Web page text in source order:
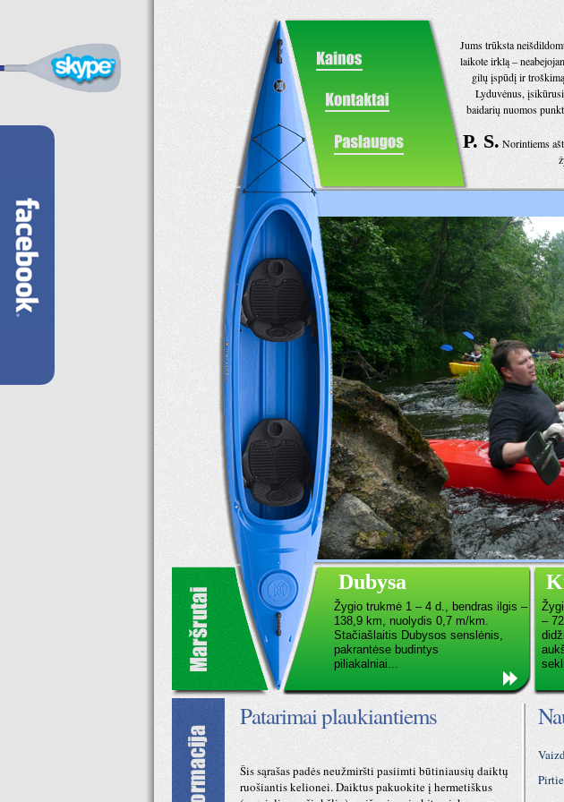
Jums trūksta
laikote irklą –
gilų įspūdį ir
Lyduvėnus,
baidarių nuomos
P. S. Norintiems
Dubysa
Žygio trukmė 1 – 4 d., bendras ilgis –
138,9 km, nuolydis 0,7 m/km.
Stačiašlaitis Dubysos senslėnis,
pakrantėse budintys
piliakalniai...
–
Patarimai plaukiantiems
Šis sąrašas padės neužmiršti pasiimti būtiniausių daiktų
ruošiantis kelionei. Daiktus pakuokite į hermetiškus